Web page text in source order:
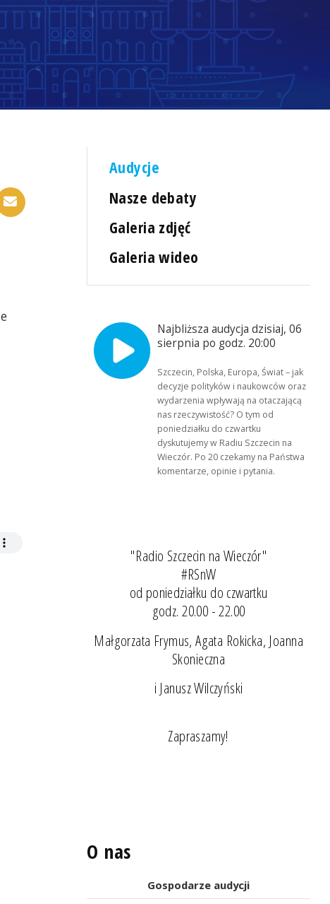
Audycje
Nasze debaty
Galeria zdjęć
Galeria wideo
Najbliższa audycja dzisiaj, 06
sierpnia po godz. 20:00
Szczecin, Polska, Europa, Świat – jak
decyzje polityków i naukowców oraz
wydarzenia wpływają na otaczającą
nas rzeczywistość? O tym od
poniedziałku do czwartku
dyskutujemy w Radiu Szczecin na
Wieczór. Po 20 czekamy na Państwa
komentarze, opinie i pytania.
"Radio Szczecin na Wieczór"
#RSnW
od poniedziałku do czwartku
godz. 20.00 - 22.00
Małgorzata Frymus, Agata Rokicka, Joanna
Skonieczna
i Janusz Wilczyński
Zapraszamy!
O nas
Gospodarze audycji